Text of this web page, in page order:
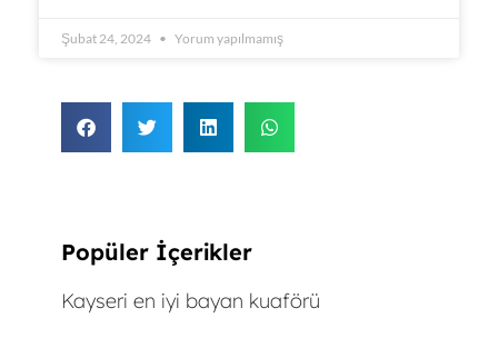
Şubat 24, 2024 Yorum yapılmamış
Popüler İçerikler
Kayseri en iyi bayan kuaförü